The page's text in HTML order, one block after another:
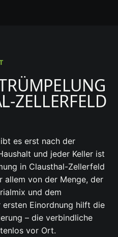
ZELLERFELD
es erst nach der
und jeder Keller ist
in Clausthal-Zellerfeld
allem von der Menge, der
und dem
Einordnung hilft die
– die verbindliche
vor Ort.